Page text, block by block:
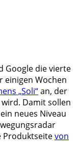
Google die vierte
einigen Wochen
„Soli“an, der
Damit sollen
neues Niveau
Produktseitevon